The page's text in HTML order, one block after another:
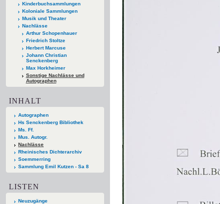
Kinderbuchsammlungen
Koloniale Sammlungen
Musik und Theater
Nachlässe
Arthur Schopenhauer
Friedrich Stoltze
Herbert Marcuse
Johann Christian
Senckenberg
Max Horkheimer
Sonstige Nachlässe und
Autographen
INHALT
Autographen
Hs Senckenberg Bibliothek
Ms. Ff.
Mus. Autogr.
Nachlässe
Rheinisches Dichterarchiv
Soemmerring
Sammlung Emil Kutzen - Sa 8
LISTEN
Neuzugänge